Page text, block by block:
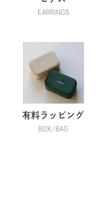
EARRINGS
有料ラッピング
BOX/BAG